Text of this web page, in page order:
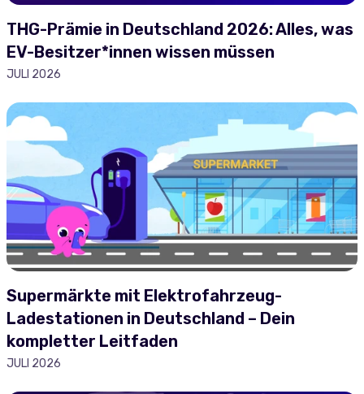
THG-Prämie in Deutschland 2026: Alles, was
EV-Besitzer*innen wissen müssen
JULI 2026
Supermärkte mit Elektrofahrzeug-
Ladestationen in Deutschland – Dein
kompletter Leitfaden
JULI 2026